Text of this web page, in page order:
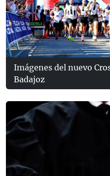
Imágenes del nuevo
Badajoz